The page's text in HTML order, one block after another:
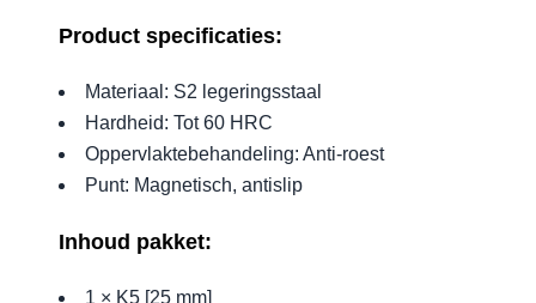
Product specificaties:
Materiaal: S2 legeringsstaal
Hardheid: Tot 60 HRC
Oppervlaktebehandeling: Anti-roest
Punt: Magnetisch, antislip
Inhoud pakket:
1 × K5 [25 mm]